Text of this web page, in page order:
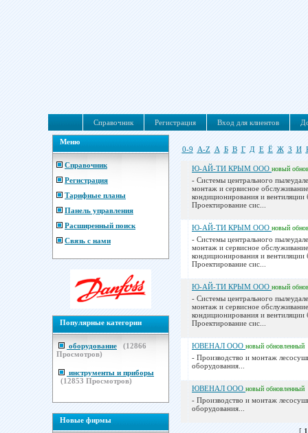
Справочник Регистрация Вход для клиентов
Меню
Справочник
Регистрация
Тарифные планы
Панель управления
Расширенный поиск
Связь с нами
Популярные категории
оборудование (12866
Просмотров)
инструменты и приборы
(12853 Просмотров)
Новые фирмы
0-9 A-Z А Б В Г Д Е Ё Ж З И
Ю-АЙ-ТИ КРЫМ ООО новый
- Системы центрального
монтаж и сервисное
кондиционирования и
Проектирование сис...
Ю-АЙ-ТИ КРЫМ ООО новый
- Системы центрального
монтаж и сервисное
кондиционирования и
Проектирование сис...
Ю-АЙ-ТИ КРЫМ ООО новый
- Системы центрального
монтаж и сервисное
кондиционирования и
Проектирование сис...
ЮВЕНАЛ ООО новый обновленный
- Производство и монтаж
оборудования...
ЮВЕНАЛ ООО новый обновленный
- Производство и монтаж
оборудования...
[ 1